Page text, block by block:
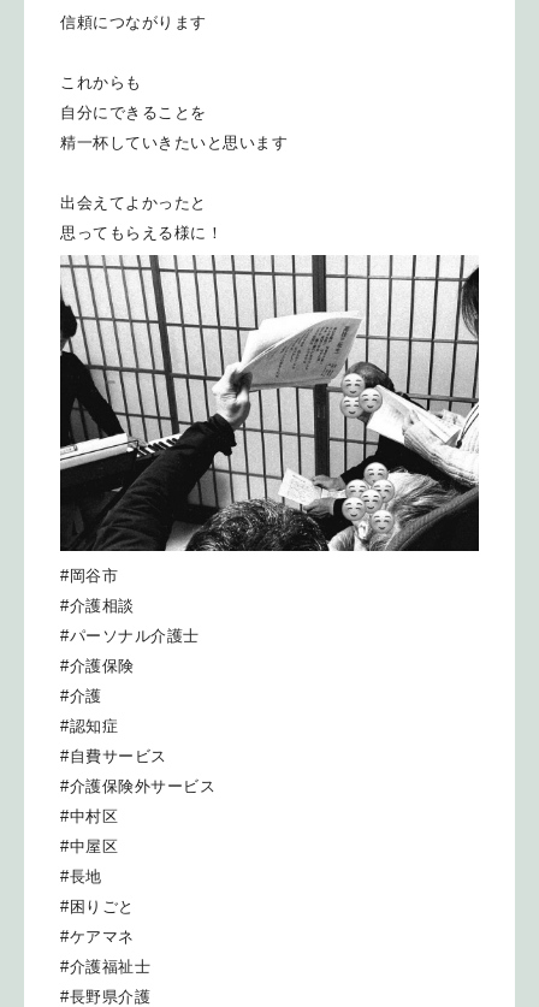
信頼につながります
これからも
自分にできることを
精一杯していきたいと思います
出会えてよかったと
思ってもらえる様に！
#岡谷市
#介護相談
#パーソナル介護士
#介護保険
#介護
#認知症
#自費サービス
#介護保険外サービス
#中村区
#中屋区
#長地
#困りごと
#ケアマネ
#介護福祉士
#長野県介護